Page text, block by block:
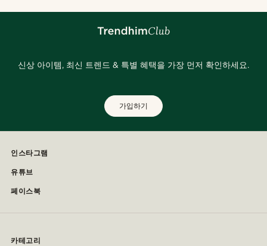
신상 아이템, 최신 트렌드 & 특별 혜택을 가장 먼저 확인하세요.
가입하기
인스타그램
유튜브
페이스북
카테고리